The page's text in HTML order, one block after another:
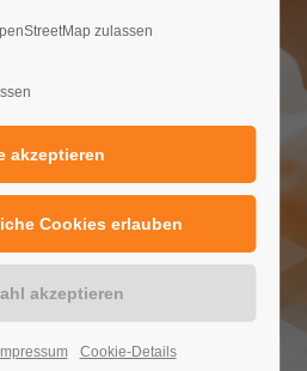
zulassen
Impressum Cookie-Details